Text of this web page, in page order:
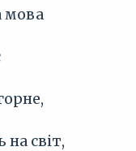
мова
світ,